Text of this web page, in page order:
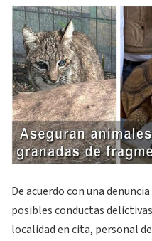
De acuerdo con una
posibles conductas
localidad en cita, personal